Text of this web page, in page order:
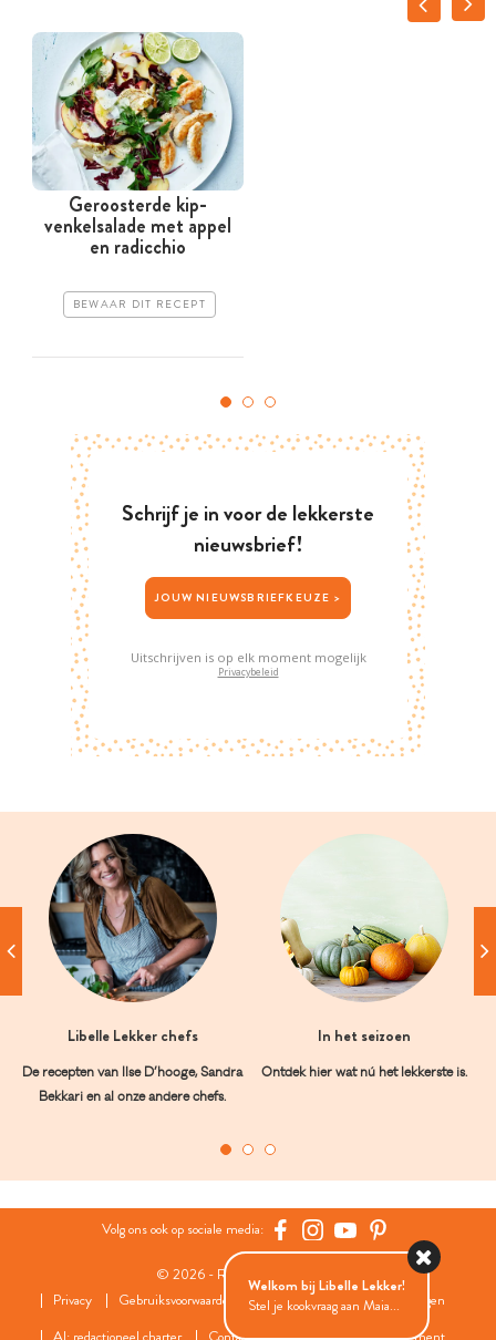
Geroosterde kip-
venkelsalade met appel
en radicchio
BEWAAR DIT RECEPT
Schrijf je in voor de lekkerste
nieuwsbrief!
JOUW NIEUWSBRIEFKEUZE >
Uitschrijven is op elk moment mogelijk
Privacybeleid
Libelle Lekker chefs
De recepten van Ilse D’hooge, Sandra
Bekkari en al onze andere chefs.
In het seizoen
Ontdek hier wat nú het lekkerste is.
Volg ons ook op sociale media:
© 2026 - Roularta Media Group
Privacy
Gebruiksvoorwaarden Cookies
Cookies instellingen
Welkom bij Libelle Lekker!
Stel je kookvraag aan Maia...